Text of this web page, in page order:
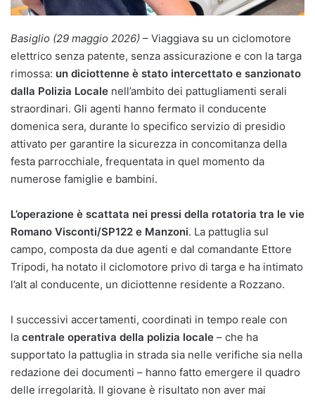
Basiglio (29 maggio 2026) – Viaggiava su un ciclomotore
elettrico senza patente, senza assicurazione e con la targa
rimossa: un diciottenne è stato intercettato e sanzionato
dalla Polizia Locale nell’ambito dei pattugliamenti serali
straordinari. Gli agenti hanno fermato il conducente
domenica sera, durante lo specifico servizio di presidio
attivato per garantire la sicurezza in concomitanza della
festa parrocchiale, frequentata in quel momento da
numerose famiglie e bambini.
L’operazione è scattata nei pressi della rotatoria tra le vie
Romano Visconti/SP122 e Manzoni. La pattuglia sul
campo, composta da due agenti e dal comandante Ettore
Tripodi, ha notato il ciclomotore privo di targa e ha intimato
l’alt al conducente, un diciottenne residente a Rozzano.
I successivi accertamenti, coordinati in tempo reale con
la centrale operativa della polizia locale – che ha
supportato la pattuglia in strada sia nelle verifiche sia nella
redazione dei documenti – hanno fatto emergere il quadro
delle irregolarità. Il giovane è risultato non aver mai